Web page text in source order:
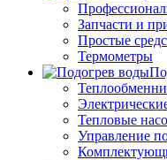
Запчасти и
Простые
Термометры
Тепловые
Управление